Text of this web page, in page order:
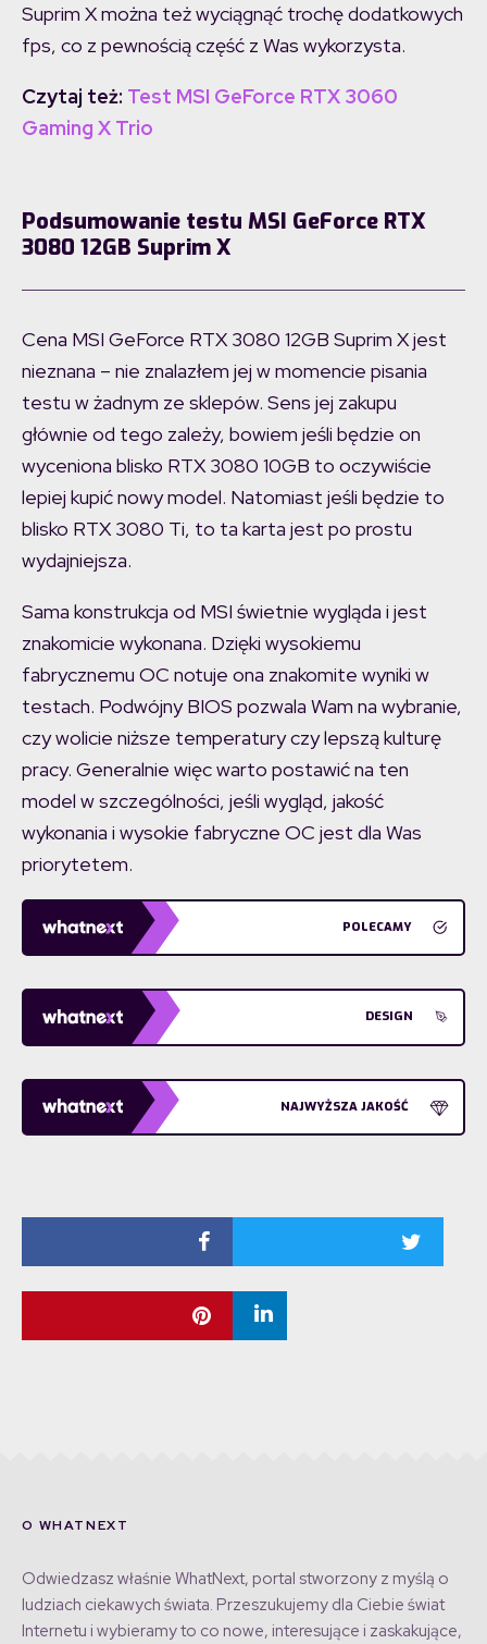
Suprim X można też wyciągnąć trochę dodatkowych
fps, co z pewnością część z Was wykorzysta.
Czytaj też: Test MSI GeForce RTX 3060
Gaming X Trio
Podsumowanie testu MSI GeForce RTX
3080 12GB Suprim X
Cena MSI GeForce RTX 3080 12GB Suprim X jest
nieznana – nie znalazłem jej w momencie pisania
testu w żadnym ze sklepów. Sens jej zakupu
głównie od tego zależy, bowiem jeśli będzie on
wyceniona blisko RTX 3080 10GB to oczywiście
lepiej kupić nowy model. Natomiast jeśli będzie to
blisko RTX 3080 Ti, to ta karta jest po prostu
wydajniejsza.
Sama konstrukcja od MSI świetnie wygląda i jest
znakomicie wykonana. Dzięki wysokiemu
fabrycznemu OC notuje ona znakomite wyniki w
testach. Podwójny BIOS pozwala Wam na wybranie,
czy wolicie niższe temperatury czy lepszą kulturę
pracy. Generalnie więc warto postawić na ten
model w szczególności, jeśli wygląd, jakość
wykonania i wysokie fabryczne OC jest dla Was
priorytetem.
POLECAMY
DESIGN
NAJWYŻSZA JAKOŚĆ
O WHATNEXT
Odwiedzasz właśnie WhatNext, portal stworzony z myślą o
ludziach ciekawych świata. Przeszukujemy dla Ciebie świat
Internetu i wybieramy to co nowe, interesujące i zaskakujące,